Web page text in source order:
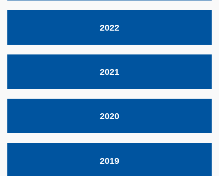
2022
2021
2020
2019